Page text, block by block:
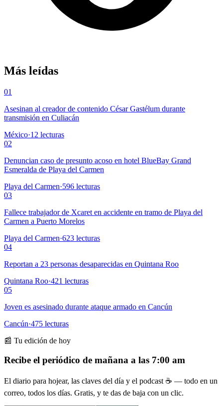
Más leídas
01
Asesinan al creador de contenido César Gastélum durante
transmisión en Culiacán
México·12 lecturas
02
Denuncian caso de presunto acoso en hotel BlueBay Grand
Esmeralda de Playa del Carmen
Playa del Carmen·596 lecturas
03
Fallece trabajador de Xcaret en accidente en tramo de Playa del
Carmen a Puerto Morelos
Playa del Carmen·623 lecturas
04
Reportan a 23 personas desaparecidas en Quintana Roo
Quintana Roo·421 lecturas
05
Joven es asesinado durante ataque armado en Cancún
Cancún·475 lecturas
📰 Tu edición de hoy
Recibe el periódico de mañana a las 7:00 am
El diario para hojear, las claves del día y el podcast ☕ — todo en un
correo, todos los días. Gratis, y te das de baja con un clic.